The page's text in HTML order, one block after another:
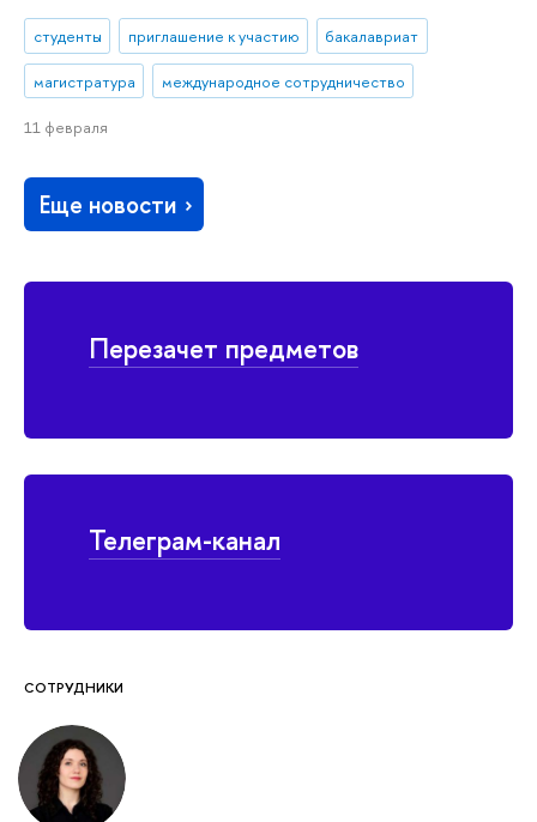
Перезачет предметов
Телеграм-канал
СОТРУДНИКИ
студенты приглашение к участию бакалавриат
магистратура международное сотрудничество
11 февраля
Еще новости